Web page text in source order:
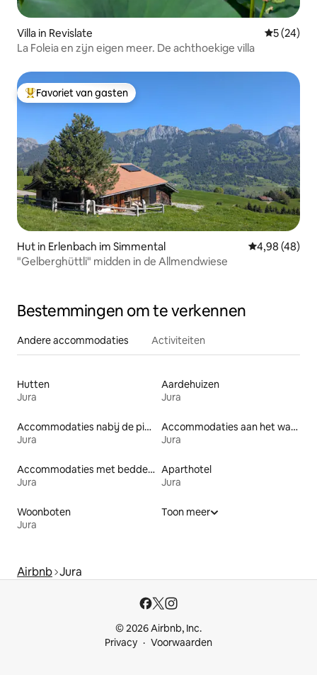
Villa in Revislate
5 (24)
La Foleia en zijn eigen meer. De achthoekige villa
Topfavoriet van gasten
Favoriet van gasten
Hut in Erlenbach im Simmental Gemiddelde
4,98 (48)
"Gelberghüttli" midden in de Allmendwiese
Bestemmingen om te verkennen
Andere accommodaties Activiteiten
Hutten
Jura
Aardehuizen
Jura
Accommodaties nabij de piste
Jura
Accommodaties aan het water
Jura
Accommodaties met bedden op toegankelijke hoogte
Jura
Aparthotel
Jura
Woonboten
Jura
Toon meer
Airbnb Jura
© 2026 Airbnb, Inc.
Privacy
Voorwaarden